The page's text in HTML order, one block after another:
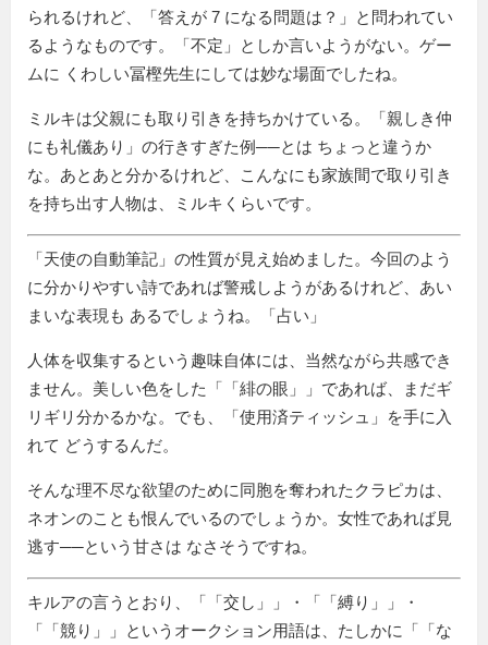
られるけれど、「答えが 7 になる問題は？」と問われてい
るようなものです。「不定」としか言いようがない。ゲー
ムに くわしい冨樫先生にしては妙な場面でしたね。
ミルキは父親にも取り引きを持ちかけている。「親しき仲
にも礼儀あり」の行きすぎた例──とは ちょっと違うか
な。あとあと分かるけれど、こんなにも家族間で取り引き
を持ち出す人物は、ミルキくらいです。
「天使の自動筆記」の性質が見え始めました。今回のよう
に分かりやすい詩であれば警戒しようがあるけれど、あい
まいな表現も あるでしょうね。「占い」
人体を収集するという趣味自体には、当然ながら共感でき
ません。美しい色をした「
緋の眼
」であれば、まだギ
リギリ分かるかな。でも、
使用済ティッシュ
を手に入
れて どうするんだ。
そんな理不尽な欲望のために同胞を奪われたクラピカは、
ネオンのことも恨んでいるのでしょうか。女性であれば見
逃す──という甘さは なさそうですね。
キルアの言うとおり、「 交し 」・「 縛り
」・
「
競り 」というオークション用語は、たしかに「 な